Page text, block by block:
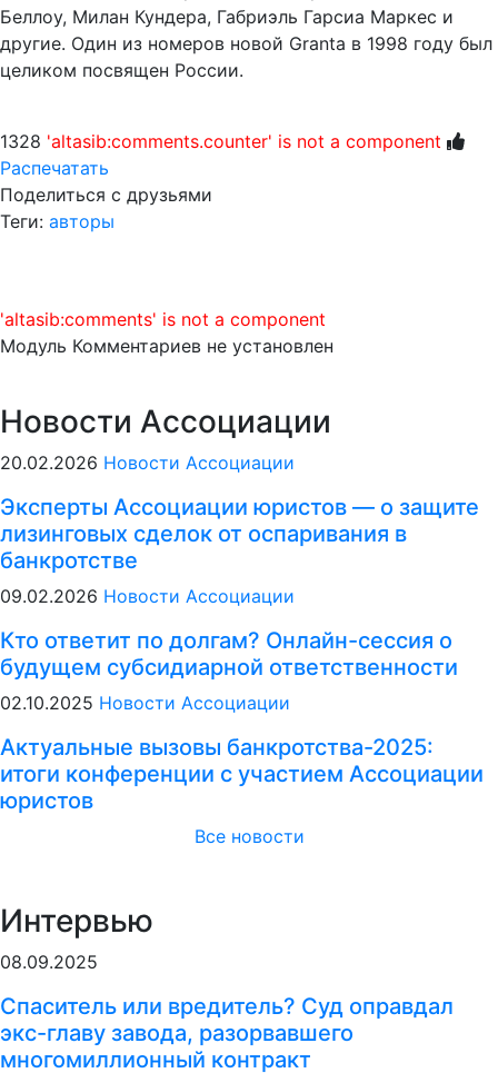
Беллоу, Милан Кундера, Габриэль Гарсиа Маркес и
другие. Один из номеров новой Granta в 1998 году был
целиком посвящен России.
1328 'altasib:comments.counter' is not a component
Распечатать
Поделиться с друзьями
Теги: авторы
'altasib:comments' is not a component
Модуль Комментариев не установлен
Новости Ассоциации
20.02.2026 Новости Ассоциации
Эксперты Ассоциации юристов — о защите
лизинговых сделок от оспаривания в
банкротстве
09.02.2026 Новости Ассоциации
Кто ответит по долгам? Онлайн-сессия о
будущем субсидиарной ответственности
02.10.2025 Новости Ассоциации
Актуальные вызовы банкротства-2025:
итоги конференции с участием Ассоциации
юристов
Все новости
Интервью
08.09.2025
Спаситель или вредитель? Суд оправдал
экс-главу завода, разорвавшего
многомиллионный контракт